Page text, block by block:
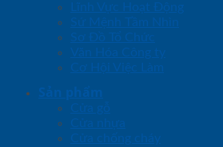
Lĩnh Vực Hoạt Động
Sứ Mệnh Tầm Nhìn
Sơ Đồ Tổ Chức
Văn Hóa Công ty
Cơ Hội Việc Làm
Sản phẩm
Cửa gỗ
Cửa nhựa
Cửa chống cháy